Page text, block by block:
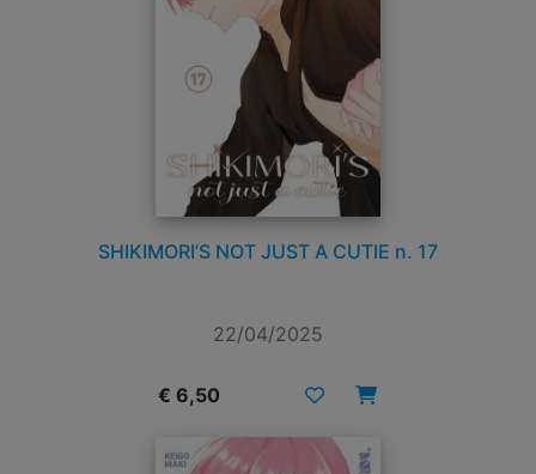
SHIKIMORI’S NOT JUST A CUTIE n. 17
22/04/2025
€ 6,50